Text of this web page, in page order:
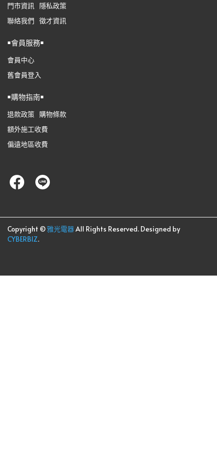
門市資訊 隱私政策
聯絡我們 徵才資訊
￭會員服務￭
會員中心
舊會員登入
￭購物指南￭
退款政策 購物條款
額外施工收費
偏遠地區收費
Copyright ©雅光電器All Rights Reserved. Designed by
CYBERBIZ.